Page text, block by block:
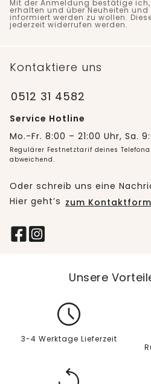
Mit der Anmeldung bestätige ich,
erhalten und über Neuheiten und
informiert werden zu wollen.
jederzeit widerrufen werden.
Kontaktiere uns
0512 31 4582
Service Hotline
Mo.-Fr. 8:00 – 21:00 Uhr, Sa.
Regulärer Festnetztarif deines
abweichend.
Oder schreib uns eine
Hier geht’s zum
Unsere
3-4 Werktage Lieferzeit